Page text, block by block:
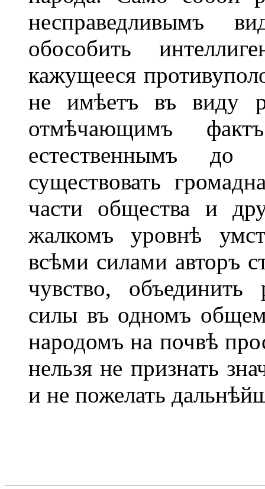
несправедливымъ
обособить
кажущееся
не имѣетъ въ виду
отмѣчающимъ
естественнымъ
существовать
части общества и
жалкомъ уровнѣ
всѣми силами авторъ
чувство, объединить
силы въ одномъ
народомъ на почвѣ
нельзя не признать
и не пожелать